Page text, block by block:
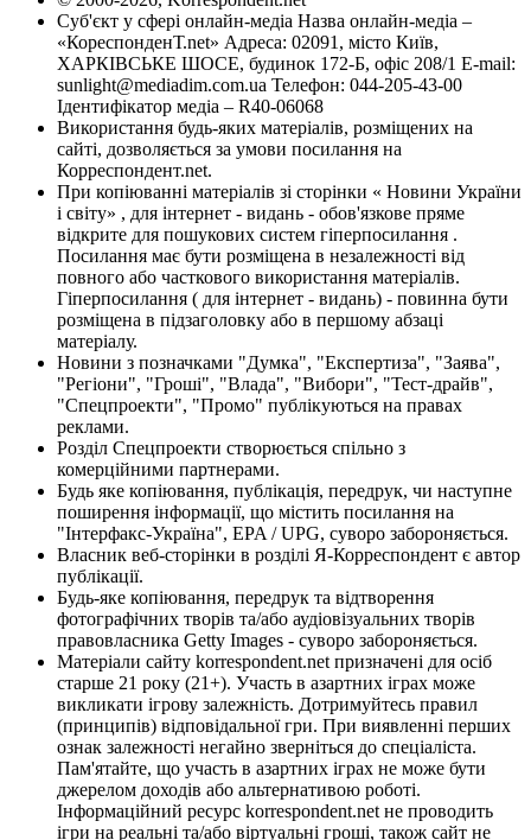
Суб'єкт у сфері онлайн-медіа Назва онлайн-медіа –
«КореспонденТ.net» Адреса: 02091, місто Київ,
ХАРКІВСЬКЕ ШОСЕ, будинок 172-Б, офіс 208/1 E-mail:
sunlight@mediadim.com.ua Телефон: 044-205-43-00
Ідентифікатор медіа – R40-06068
Використання будь-яких матеріалів, розміщених на
сайті, дозволяється за умови посилання на
Корреспондент.net.
При копіюванні матеріалів зі сторінки « Новини України
і світу» , для інтернет - видань - обов'язкове пряме
відкрите для пошукових систем гіперпосилання .
Посилання має бути розміщена в незалежності від
повного або часткового використання матеріалів.
Гіперпосилання ( для інтернет - видань) - повинна бути
розміщена в підзаголовку або в першому абзаці
матеріалу.
Новини з позначками "Думка", "Експертиза", "Заява",
"Регіони", "Гроші", "Влада", "Вибори", "Тест-драйв",
"Спецпроекти", "Промо" публікуються на правах
реклами.
Розділ Спецпроекти створюється спільно з
комерційними партнерами.
Будь яке копіювання, публікація, передрук, чи наступне
поширення інформації, що містить посилання на
"Інтерфакс-Україна", EPA / UPG, суворо забороняється.
Власник веб-сторінки в розділі Я-Корреспондент є автор
публікації.
Будь-яке копіювання, передрук та відтворення
фотографічних творів та/або аудіовізуальних творів
правовласника Getty Images - суворо забороняється.
Матеріали сайту korrespondent.net призначені для осіб
старше 21 року (21+). Участь в азартних іграх може
викликати ігрову залежність. Дотримуйтесь правил
(принципів) відповідальної гри. При виявленні перших
ознак залежності негайно зверніться до спеціаліста.
Пам'ятайте, що участь в азартних іграх не може бути
джерелом доходів або альтернативою роботі.
Інформаційний ресурс korrespondent.net не проводить
ігри на реальні та/або віртуальні гроші, також сайт не